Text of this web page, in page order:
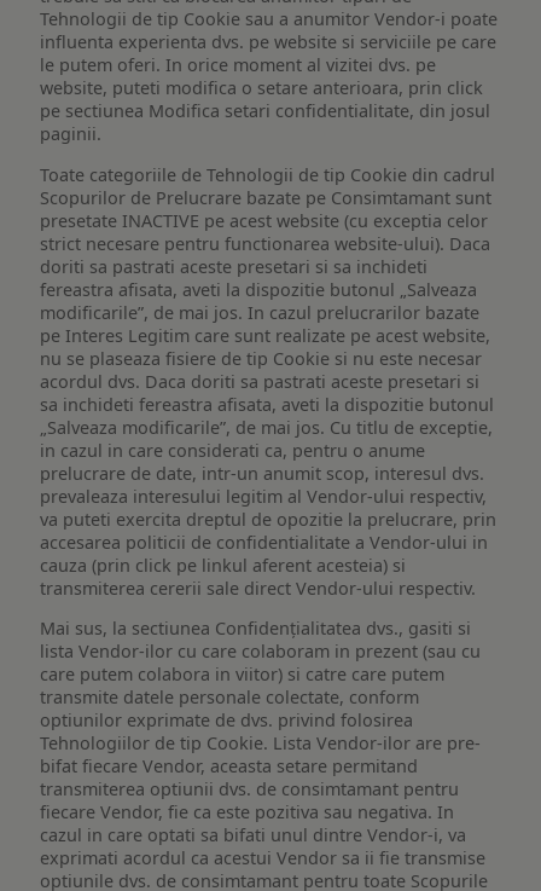
Tehnologii de tip Cookie sau a anumitor Vendor-i poate
influenta experienta dvs. pe website si serviciile pe care
le putem oferi. In orice moment al vizitei dvs. pe
website, puteti modifica o setare anterioara, prin click
pe sectiunea Modifica setari confidentialitate, din josul
paginii.
Toate categoriile de Tehnologii de tip Cookie din cadrul
Scopurilor de Prelucrare bazate pe Consimtamant sunt
presetate INACTIVE pe acest website (cu exceptia celor
strict necesare pentru functionarea website-ului). Daca
doriti sa pastrati aceste presetari si sa inchideti
fereastra afisata, aveti la dispozitie butonul „Salveaza
modificarile”, de mai jos. In cazul prelucrarilor bazate
pe Interes Legitim care sunt realizate pe acest website,
nu se plaseaza fisiere de tip Cookie si nu este necesar
acordul dvs. Daca doriti sa pastrati aceste presetari si
sa inchideti fereastra afisata, aveti la dispozitie butonul
„Salveaza modificarile”, de mai jos. Cu titlu de exceptie,
in cazul in care considerati ca, pentru o anume
prelucrare de date, intr-un anumit scop, interesul dvs.
prevaleaza interesului legitim al Vendor-ului respectiv,
va puteti exercita dreptul de opozitie la prelucrare, prin
accesarea politicii de confidentialitate a Vendor-ului in
cauza (prin click pe linkul aferent acesteia) si
transmiterea cererii sale direct Vendor-ului respectiv.
Mai sus, la sectiunea Confidențialitatea dvs., gasiti si
lista Vendor-ilor cu care colaboram in prezent (sau cu
care putem colabora in viitor) si catre care putem
transmite datele personale colectate, conform
optiunilor exprimate de dvs. privind folosirea
Tehnologiilor de tip Cookie. Lista Vendor-ilor are pre-
bifat fiecare Vendor, aceasta setare permitand
transmiterea optiunii dvs. de consimtamant pentru
fiecare Vendor, fie ca este pozitiva sau negativa. In
cazul in care optati sa bifati unul dintre Vendor-i, va
exprimati acordul ca acestui Vendor sa ii fie transmise
optiunile dvs. de consimtamant pentru toate Scopurile